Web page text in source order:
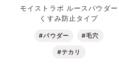
モイストラボ ルースパウダー
くすみ防止タイプ
#パウダー #毛穴
#テカリ